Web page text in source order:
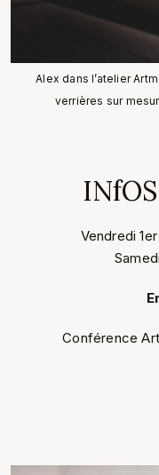
Alex dans l’atelier
verrières sur
Vendredi
Conférence